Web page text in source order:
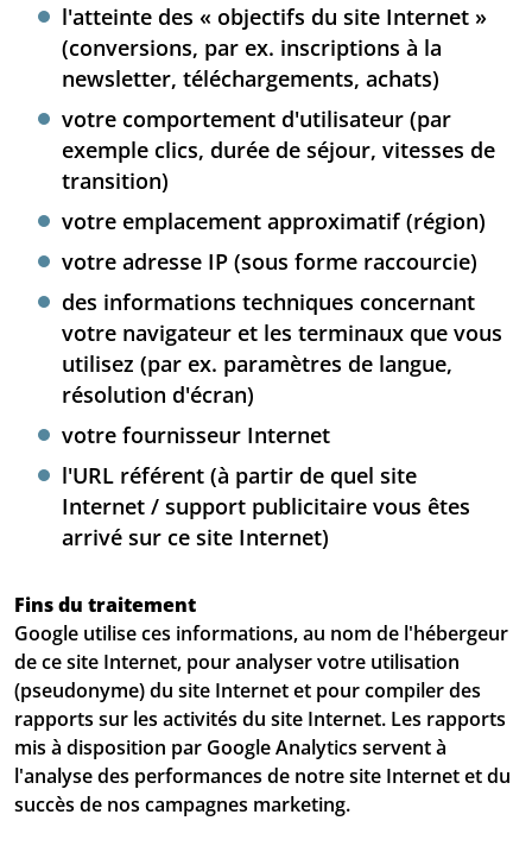
l'atteinte des « objectifs du site Internet »
(conversions, par ex. inscriptions à la
newsletter, téléchargements, achats)
votre comportement d'utilisateur (par
exemple clics, durée de séjour, vitesses de
transition)
votre emplacement approximatif (région)
votre adresse IP (sous forme raccourcie)
des informations techniques concernant
votre navigateur et les terminaux que vous
utilisez (par ex. paramètres de langue,
résolution d'écran)
votre fournisseur Internet
l'URL référent (à partir de quel site
Internet / support publicitaire vous êtes
arrivé sur ce site Internet)
Fins du traitement
Google utilise ces informations, au nom de l'hébergeur
de ce site Internet, pour analyser votre utilisation
(pseudonyme) du site Internet et pour compiler des
rapports sur les activités du site Internet. Les rapports
mis à disposition par Google Analytics servent à
l'analyse des performances de notre site Internet et du
succès de nos campagnes marketing.